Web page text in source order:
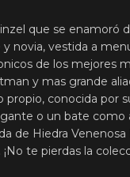
que se enamoró
novia, vestida a
de los mejores
y mas grande
propio, conocida por
o un bate como
de Hiedra Venenosa
te pierdas la